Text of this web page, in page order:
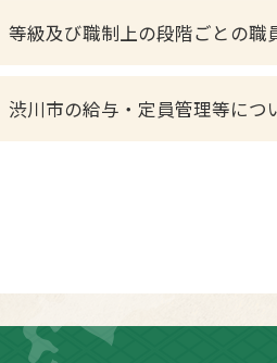
等級及び職制上の段階ごとの職
渋川市の給与・定員管理等につ